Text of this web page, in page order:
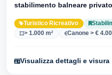
stabilimento balneare privato
Turistico Ricreativo
> 1.000 m²
Canone > €
Visualizza dettagli e